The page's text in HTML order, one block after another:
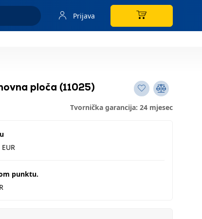
Prijava
ploča (11025)
Tvornička garancija: 24 mjesec
punktu.